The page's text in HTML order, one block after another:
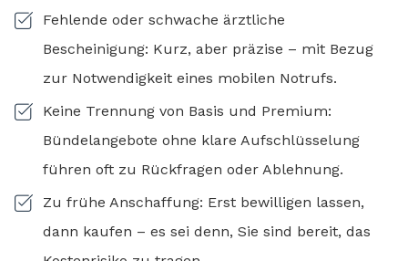
Fehlende oder schwache ärztliche
Bescheinigung: Kurz, aber präzise – mit Bezug
zur Notwendigkeit eines mobilen Notrufs.
Keine Trennung von Basis und Premium:
Bündelangebote ohne klare Aufschlüsselung
führen oft zu Rückfragen oder Ablehnung.
Zu frühe Anschaffung: Erst bewilligen lassen,
dann kaufen – es sei denn, Sie sind bereit, das